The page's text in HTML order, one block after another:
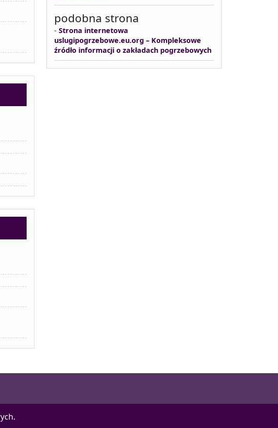
podobna strona
- Strona internetowa
uslugipogrzebowe.eu.org – Kompleksowe
źródło informacji o zakładach pogrzebowych